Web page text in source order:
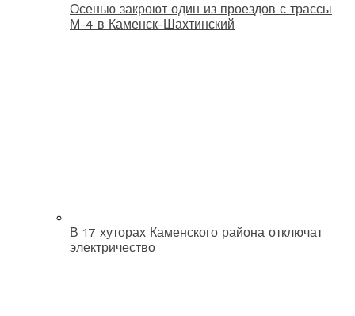
Осенью закроют один из проездов с трассы
М-4 в Каменск-Шахтинский
В 17 хуторах Каменского района отключат
электричество